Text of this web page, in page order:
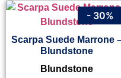
Scarpa Suede Marrone
Blundstone
Blundstone
- 30%